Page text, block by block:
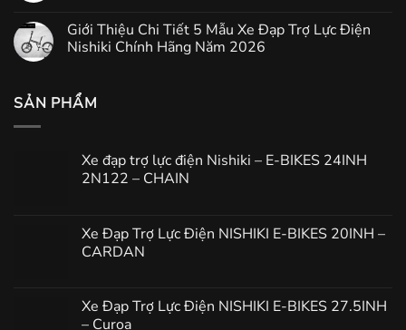
Giới Thiệu Chi Tiết 5 Mẫu Xe Đạp Trợ Lực Điện
Nishiki Chính Hãng Năm 2026
SẢN PHẨM
Xe đạp trợ lực điện Nishiki – E-BIKES 24INH
2N122 – CHAIN
Xe Đạp Trợ Lực Điện NISHIKI E-BIKES 20INH –
CARDAN
Xe Đạp Trợ Lực Điện NISHIKI E-BIKES 27.5INH
– Curoa